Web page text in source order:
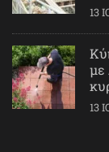
13
με
13